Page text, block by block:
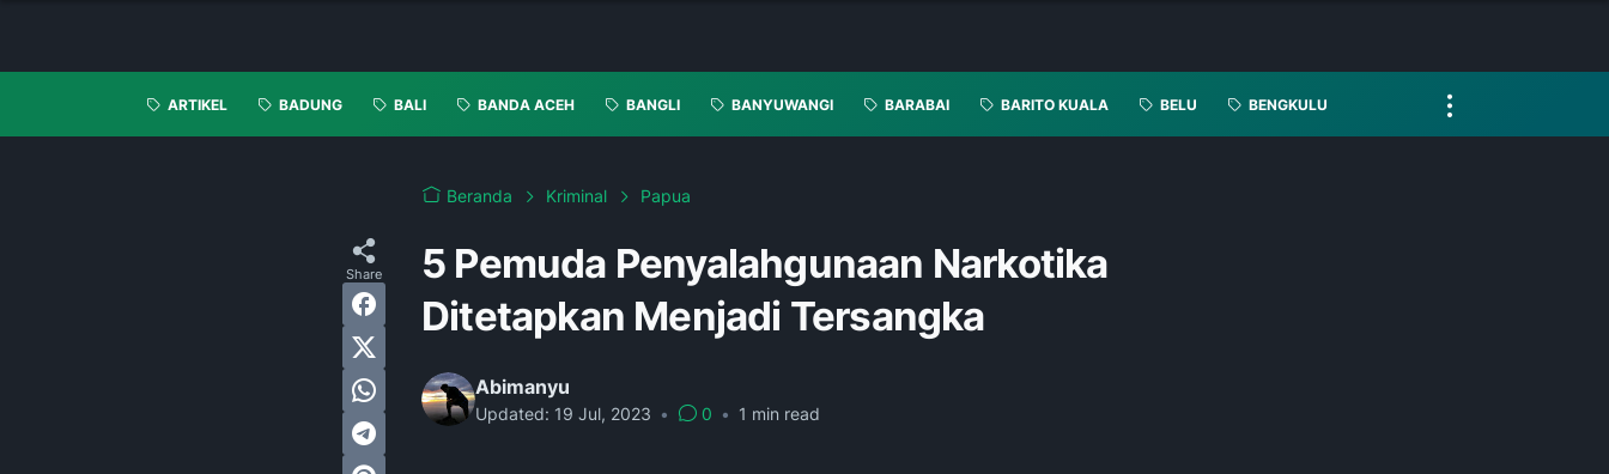
ARTIKEL BADUNG BALI BANDA ACEH BANGLI BANYUWANGI BARABAI BARITO KUALA BELU BENGKULU
Beranda Kriminal Papua
5 Pemuda Penyalahgunaan Narkotika
Ditetapkan Menjadi Tersangka
Abimanyu
Updated: 19 Jul, 2023 • 0 • 1 min read